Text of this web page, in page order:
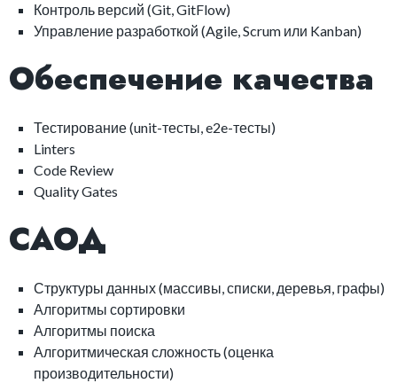
Контроль версий (Git, GitFlow)
Управление разработкой (Agile, Scrum или Kanban)
Обеспечение качества
Тестирование (unit-тесты, e2e-тесты)
Linters
Code Review
Quality Gates
САОД
Структуры данных (массивы, списки, деревья, графы)
Алгоритмы сортировки
Алгоритмы поиска
Алгоритмическая сложность (оценка
производительности)